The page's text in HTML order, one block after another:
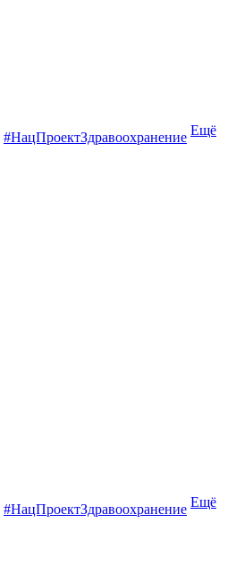
#НацПроектЗдравоохранение Ещё
#НацПроектЗдравоохранение Ещё